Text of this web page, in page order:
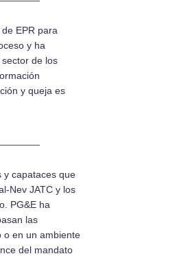
EPR para
y ha
de los
y queja es
y capataces que
Nev JATC y los
PG&E ha
las
o en un ambiente
del mandato